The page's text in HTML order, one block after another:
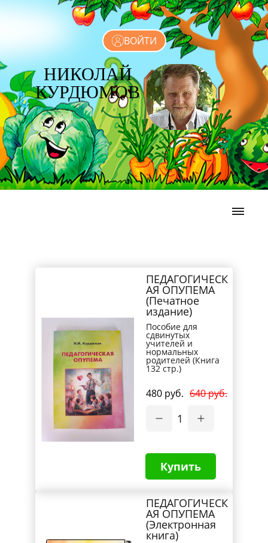
ВОЙТИ
НИКОЛАЙ
КУРДЮМОВ
ПЕДАГОГИЧЕСК
АЯ ОПУПЕМА
(Печатное
издание)
Пособие для
сдвинутых
учителей и
нормальных
родителей (Книга
132 стр.)
480 руб. 640 руб.
1
Купить
ПЕДАГОГИЧЕСК
АЯ ОПУПЕМА
(Электронная
книга)